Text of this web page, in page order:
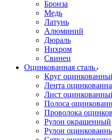
Бронза
Медь
Латунь
Алюминий
Дюраль
Нихром
Свинец
Оцинкованная сталь
Круг
Лента
Лист
Полоса
Проволока
Рулон окрашенный
Рулон